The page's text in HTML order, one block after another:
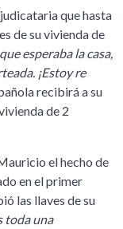
que hasta
de su vivienda de
esperaba la casa,
¡Estoy re
recibirá a su
de 2
el hecho de
en el primer
las llaves de su
toda una